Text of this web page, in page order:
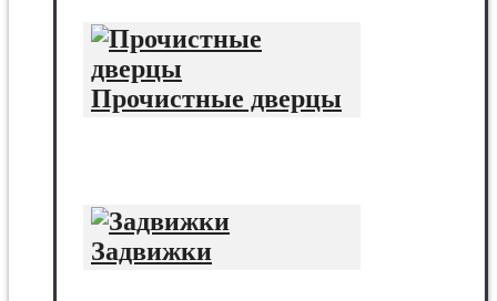
Прочистные дверцы
Задвижки